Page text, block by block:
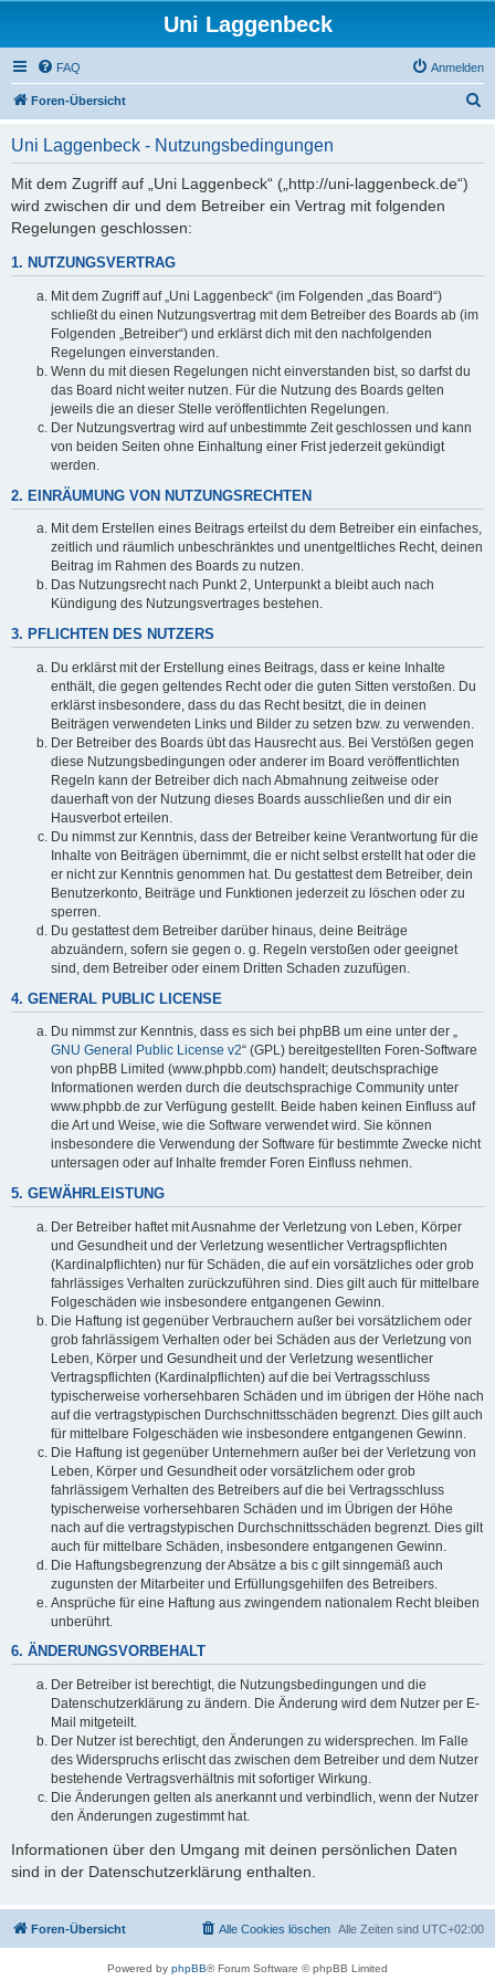
Uni Laggenbeck
FAQ Anmelden
Foren-Übersicht
Uni Laggenbeck - Nutzungsbedingungen
Mit dem Zugriff auf „Uni Laggenbeck“ („http://uni-laggenbeck.de“)
wird zwischen dir und dem Betreiber ein Vertrag mit folgenden
Regelungen geschlossen:
1. NUTZUNGSVERTRAG
Mit dem Zugriff auf „Uni Laggenbeck“ (im Folgenden „das Board“)
schließt du einen Nutzungsvertrag mit dem Betreiber des Boards ab (im
Folgenden „Betreiber“) und erklärst dich mit den nachfolgenden
Regelungen einverstanden.
Wenn du mit diesen Regelungen nicht einverstanden bist, so darfst du
das Board nicht weiter nutzen. Für die Nutzung des Boards gelten
jeweils die an dieser Stelle veröffentlichten Regelungen.
Der Nutzungsvertrag wird auf unbestimmte Zeit geschlossen und kann
von beiden Seiten ohne Einhaltung einer Frist jederzeit gekündigt
werden.
2. EINRÄUMUNG VON NUTZUNGSRECHTEN
Mit dem Erstellen eines Beitrags erteilst du dem Betreiber ein einfaches,
zeitlich und räumlich unbeschränktes und unentgeltliches Recht, deinen
Beitrag im Rahmen des Boards zu nutzen.
Das Nutzungsrecht nach Punkt 2, Unterpunkt a bleibt auch nach
Kündigung des Nutzungsvertrages bestehen.
3. PFLICHTEN DES NUTZERS
Du erklärst mit der Erstellung eines Beitrags, dass er keine Inhalte
enthält, die gegen geltendes Recht oder die guten Sitten verstoßen. Du
erklärst insbesondere, dass du das Recht besitzt, die in deinen
Beiträgen verwendeten Links und Bilder zu setzen bzw. zu verwenden.
Der Betreiber des Boards übt das Hausrecht aus. Bei Verstößen gegen
diese Nutzungsbedingungen oder anderer im Board veröffentlichten
Regeln kann der Betreiber dich nach Abmahnung zeitweise oder
dauerhaft von der Nutzung dieses Boards ausschließen und dir ein
Hausverbot erteilen.
Du nimmst zur Kenntnis, dass der Betreiber keine Verantwortung für die
Inhalte von Beiträgen übernimmt, die er nicht selbst erstellt hat oder die
er nicht zur Kenntnis genommen hat. Du gestattest dem Betreiber, dein
Benutzerkonto, Beiträge und Funktionen jederzeit zu löschen oder zu
sperren.
Du gestattest dem Betreiber darüber hinaus, deine Beiträge
abzuändern, sofern sie gegen o. g. Regeln verstoßen oder geeignet
sind, dem Betreiber oder einem Dritten Schaden zuzufügen.
4. GENERAL PUBLIC LICENSE
Du nimmst zur Kenntnis, dass es sich bei phpBB um eine unter der „
GNU General Public License v2“ (GPL) bereitgestellten Foren-Software
von phpBB Limited (www.phpbb.com) handelt; deutschsprachige
Informationen werden durch die deutschsprachige Community unter
www.phpbb.de zur Verfügung gestellt. Beide haben keinen Einfluss auf
die Art und Weise, wie die Software verwendet wird. Sie können
insbesondere die Verwendung der Software für bestimmte Zwecke nicht
untersagen oder auf Inhalte fremder Foren Einfluss nehmen.
5. GEWÄHRLEISTUNG
Der Betreiber haftet mit Ausnahme der Verletzung von Leben, Körper
und Gesundheit und der Verletzung wesentlicher Vertragspflichten
(Kardinalpflichten) nur für Schäden, die auf ein vorsätzliches oder grob
fahrlässiges Verhalten zurückzuführen sind. Dies gilt auch für mittelbare
Folgeschäden wie insbesondere entgangenen Gewinn.
Die Haftung ist gegenüber Verbrauchern außer bei vorsätzlichem oder
grob fahrlässigem Verhalten oder bei Schäden aus der Verletzung von
Leben, Körper und Gesundheit und der Verletzung wesentlicher
Vertragspflichten (Kardinalpflichten) auf die bei Vertragsschluss
typischerweise vorhersehbaren Schäden und im übrigen der Höhe nach
auf die vertragstypischen Durchschnittsschäden begrenzt. Dies gilt auch
für mittelbare Folgeschäden wie insbesondere entgangenen Gewinn.
Die Haftung ist gegenüber Unternehmern außer bei der Verletzung von
Leben, Körper und Gesundheit oder vorsätzlichem oder grob
fahrlässigem Verhalten des Betreibers auf die bei Vertragsschluss
typischerweise vorhersehbaren Schäden und im Übrigen der Höhe
nach auf die vertragstypischen Durchschnittsschäden begrenzt. Dies gilt
auch für mittelbare Schäden, insbesondere entgangenen Gewinn.
Die Haftungsbegrenzung der Absätze a bis c gilt sinngemäß auch
zugunsten der Mitarbeiter und Erfüllungsgehilfen des Betreibers.
Ansprüche für eine Haftung aus zwingendem nationalem Recht bleiben
unberührt.
6. ÄNDERUNGSVORBEHALT
Der Betreiber ist berechtigt, die Nutzungsbedingungen und die
Datenschutzerklärung zu ändern. Die Änderung wird dem Nutzer per E-
Mail mitgeteilt.
Der Nutzer ist berechtigt, den Änderungen zu widersprechen. Im Falle
des Widerspruchs erlischt das zwischen dem Betreiber und dem Nutzer
bestehende Vertragsverhältnis mit sofortiger Wirkung.
Die Änderungen gelten als anerkannt und verbindlich, wenn der Nutzer
den Änderungen zugestimmt hat.
Informationen über den Umgang mit deinen persönlichen Daten
sind in der Datenschutzerklärung enthalten.
Foren-Übersicht Alle Zeiten sind UTC+02:00
Alle Cookies löschen
Powered by phpBB® Forum Software © phpBB Limited